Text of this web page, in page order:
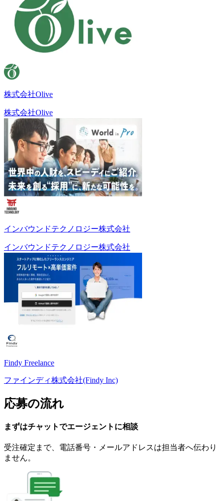
株式会社Olive
株式会社Olive
インバウンドテクノロジー株式会社
インバウンドテクノロジー株式会社
Findy Freelance
ファインディ株式会社(Findy Inc)
応募の流れ
まずはチャットでエージェント に相談
受注確定まで、 電話番号・メールアドレスは担当者へ伝わり
ません。